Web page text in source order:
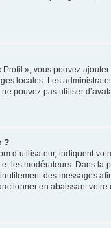
», vous pouvez
locales. Les
pouvez pas utiliser
?
d’utilisateur, indiquent
les modérateurs. Dans
des messages
en abaissant votre